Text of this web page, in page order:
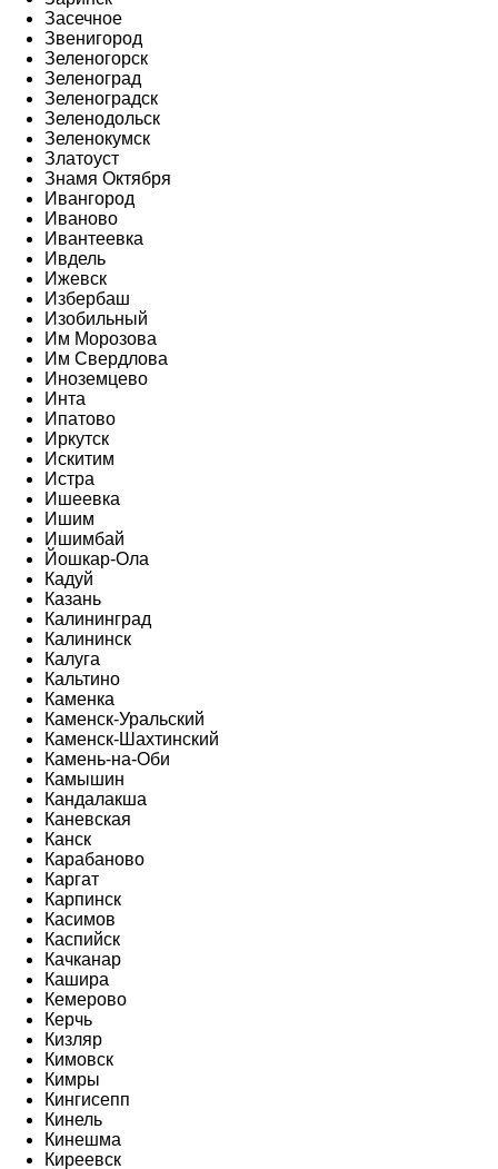
Засечное
Звенигород
Зеленогорск
Зеленоград
Зеленоградск
Зеленодольск
Зеленокумск
Златоуст
Знамя Октября
Ивангород
Иваново
Ивантеевка
Ивдель
Ижевск
Избербаш
Изобильный
Им Морозова
Им Свердлова
Иноземцево
Инта
Ипатово
Иркутск
Искитим
Истра
Ишеевка
Ишим
Ишимбай
Йошкар-Ола
Кадуй
Казань
Калининград
Калининск
Калуга
Кальтино
Каменка
Каменск-Уральский
Каменск-Шахтинский
Камень-на-Оби
Камышин
Кандалакша
Каневская
Канск
Карабаново
Каргат
Карпинск
Касимов
Каспийск
Качканар
Кашира
Кемерово
Керчь
Кизляр
Кимовск
Кимры
Кингисепп
Кинель
Кинешма
Киреевск